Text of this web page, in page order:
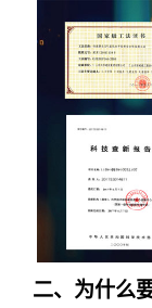
二、为什么